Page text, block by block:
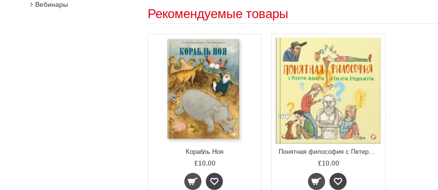
Вебинары
Рекомендуемые товары
Корабль Ноя
£10.00
Понятная философия с Петером Экбергом и Свеном Нурдквистом
£10.00